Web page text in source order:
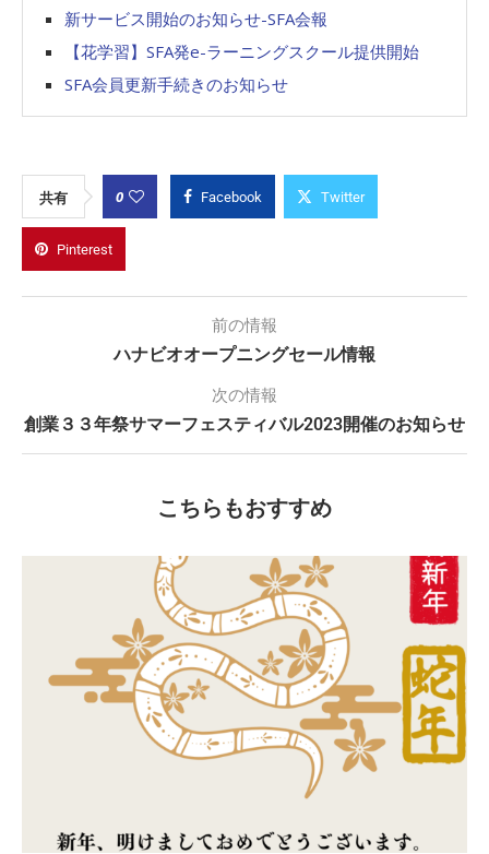
新サービス開始のお知らせ-SFA会報
【花学習】SFA発e-ラーニングスクール提供開始
SFA会員更新手続きのお知らせ
共有 0 Facebook Twitter
Pinterest
前の情報
ハナビオオープニングセール情報
次の情報
創業３３年祭サマーフェスティバル2023開催のお知らせ
こちらもおすすめ